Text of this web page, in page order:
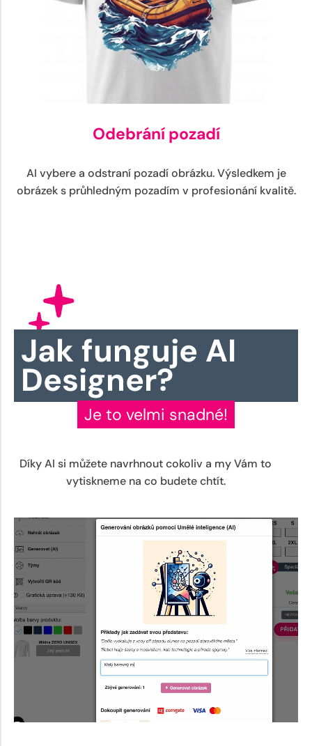
Odebrání pozadí
AI vybere a odstraní pozadí obrázku. Výsledkem je
obrázek s průhledným pozadím v profesionání kvalitě.
Jak funguje AI
Designer?
Je to velmi snadné!
Díky AI si můžete navrhnout cokoliv a my Vám to
vytiskneme na co budete chtít.